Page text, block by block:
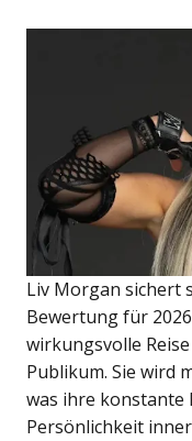
Liv Morgan sichert
Bewertung für
wirkungsvolle
Publikum. Sie wird
was ihre konstante
Persönlichkeit